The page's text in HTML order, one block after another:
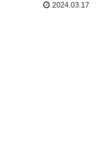
2024.03.17